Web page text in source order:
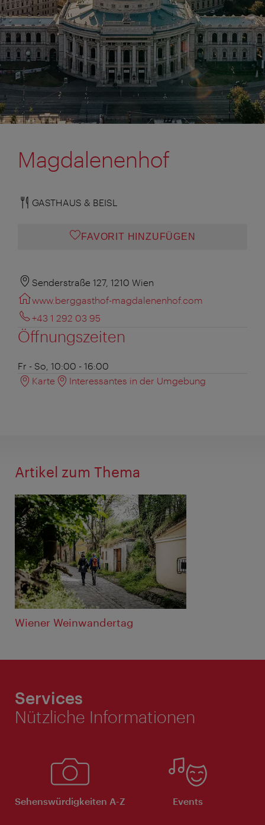
Magdalenenhof
GASTHAUS & BEISL
FAVORIT HINZUFÜGEN
Senderstraße 127, 1210 Wien
www.berggasthof-magdalenenhof.com
+43 1 292 03 95
Öffnungszeiten
Fr - So, 10:00 - 16:00
Karte
Interessantes in der Umgebung
Artikel zum Thema
Wiener Weinwandertag
Services
Nützliche Informationen
Sehenswürdigkeiten A-Z Events